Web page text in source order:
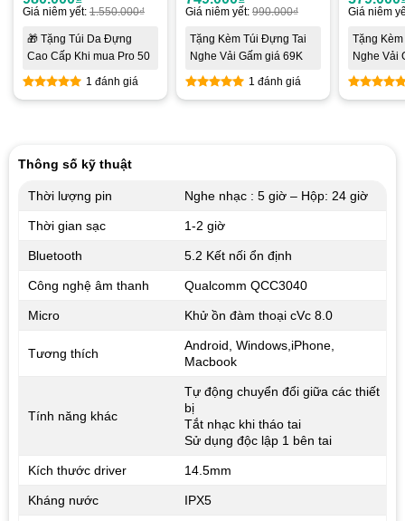
5out of 5
Giá niêm yết: 1.550.000₫
🎁 Tặng Túi Da Đựng
Cao Cấp Khi mua Pro 50
1 đánh giá
5out of 5
Giá niêm yết: 990.000₫
Tặng Kèm Túi Đựng Tai
Nghe Vải Gấm giá 69K
1 đánh giá
5out of
Giá niêm
Tặng
Nghe Vải
Thông số kỹ thuật
Thời lượng pin Nghe nhạc : 5 giờ – Hộp: 24 giờ
Thời gian sạc 1-2 giờ
Bluetooth 5.2 Kết nối ổn định
Công nghệ âm thanh Qualcomm QCC3040
Micro Khử ồn đàm thoại cVc 8.0
Tương thích
Android, Windows,iPhone,
Macbook
Tính năng khác
Tự động chuyển đổi giữa các thiết
bị
Tắt nhạc khi tháo tai
Sử dụng độc lập 1 bên tai
Kích thước driver 14.5mm
Kháng nước IPX5